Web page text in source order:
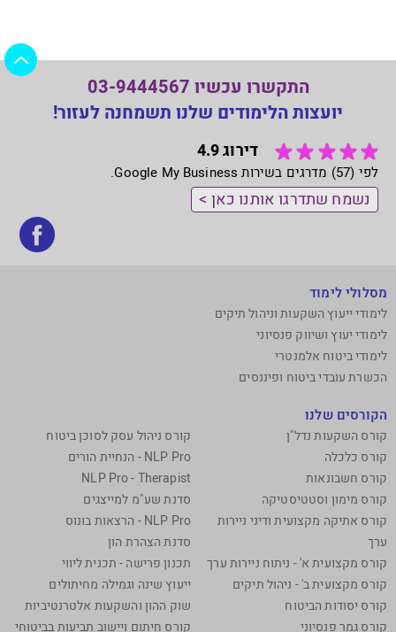
התקשרו עכשיו 03-9444567
יועצות הלימודים שלנו תשמחנה לעזור!
דירוג 4.9
לפי (57) מדרגים בשירות Google My Business.
נשמח שתדרגו אותנו כאן >
מסלולי לימוד
לימודי ייעוץ השקעות וניהול תיקים
לימודי יעוץ ושיווק פנסיוני
לימודי ביטוח אלמנטרי
הכשרת עובדי ביטוח ופיננסים
הקורסים שלנו
קורס השקעות נדל"ן
קורס כלכלה
קורס חשבונאות
קורס מימון וסטטיסטיקה
קורס אתיקה מקצועית ודיני ניירות
ערך
קורס מקצועית א' - ניתוח ניירות ערך
קורס מקצועית ב' - ניהול תיקים
קורס יסודות הביטוח
קורס גמר פנסיוני
קורס ניהול עסק לסוכן ביטוח
NLP Pro - הנחיית הורים
NLP Pro - Therapist
סדנת שע"מ למייצגים
NLP Pro - הרצאות בונוס
סדנת הצהרת הון
תכנון פרישה - תכנית ליווי
ייעוץ שינה וגמילה מחיתולים
שוק ההון והשקעות אלטרנטיביות
קורס חיתום ויישוב תביעות בביטוחי